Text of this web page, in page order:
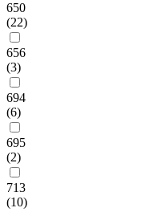
650
(22)
656
(3)
694
(6)
695
(2)
713
(10)